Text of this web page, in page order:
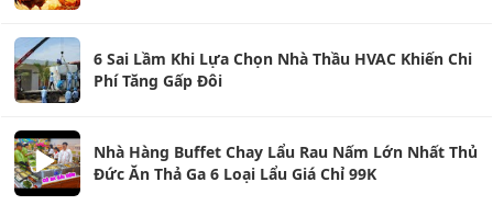
6 Sai Lầm Khi Lựa Chọn Nhà Thầu HVAC Khiến Chi
Phí Tăng Gấp Đôi
Nhà Hàng Buffet Chay Lẩu Rau Nấm Lớn Nhất Thủ
Đức Ăn Thả Ga 6 Loại Lẩu Giá Chỉ 99K